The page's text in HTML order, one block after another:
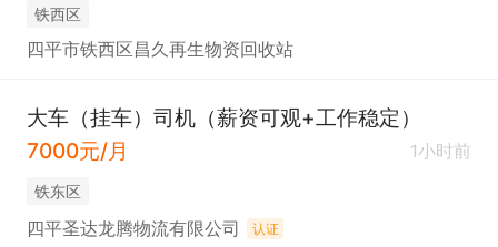
铁西区
四平市铁西区昌久再生物资回收站
大车（挂车）司机（薪资可观+工作稳定）
7000元/月
1小时前
铁东区
四平圣达龙腾物流有限公司 认证